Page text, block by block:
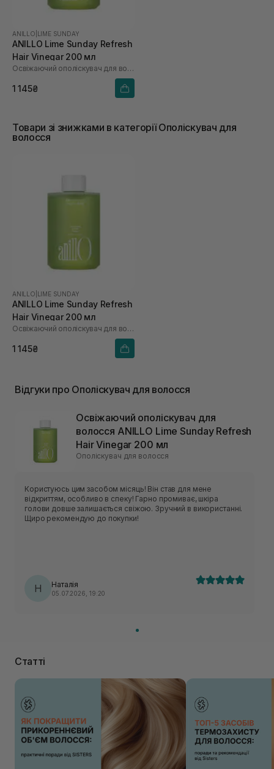
ANILLO LIME SUNDAY
ANILLO Lime Sunday Refresh
Hair Vinegar 200 мл
Освіжаючий ополіскувач для волосся
1 145₴
Товари зі знижками в категорії Ополіскувач для
волосся
ANILLO LIME SUNDAY
ANILLO Lime Sunday Refresh
Hair Vinegar 200 мл
Освіжаючий ополіскувач для волосся
1 145₴
Відгуки про Ополіскувач для волосся
Освіжаючий ополіскувач для
волосся ANILLO Lime Sunday Refresh
Hair Vinegar 200 мл
Ополіскувач для волосся
Користуюсь цим засобом місяць! Він став для мене
відкриттям, особливо в спеку! Гарно промиває, шкіра
голови довше залишається свіжою. Зручний в використанні.
Щиро рекомендую до покупки!
Н Наталія
05.07.2026, 19:20
Статті